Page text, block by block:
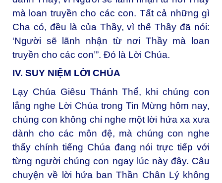
mà loan truyền cho các con. Tất cả những gì
Cha có, đều là của Thầy, vì thế Thầy đã nói:
‘Người sẽ lãnh nhận từ nơi Thầy mà loan
truyền cho các con’”. Ðó là Lời Chúa.
IV. SUY NIỆM LỜI CHÚA
Lạy Chúa Giêsu Thánh Thể, khi chúng con
lắng nghe Lời Chúa trong Tin Mừng hôm nay,
chúng con không chỉ nghe một lời hứa xa xưa
dành cho các môn đệ, mà chúng con nghe
thấy chính tiếng Chúa đang nói trực tiếp với
từng người chúng con ngay lúc này đây. Câu
chuyện về lời hứa ban Thần Chân Lý không